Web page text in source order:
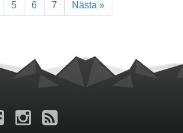
5 6 7 Nästa »